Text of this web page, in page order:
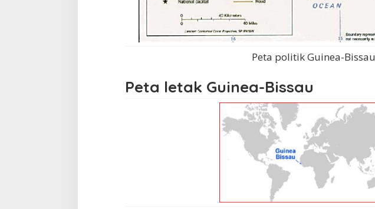
Peta politik Guinea-Bissau
Peta letak Guinea-Bissau